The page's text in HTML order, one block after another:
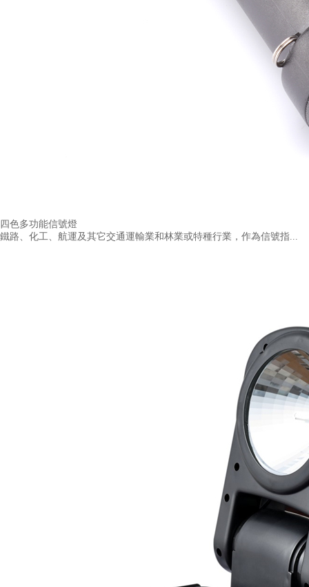
四色多功能信號燈
鐵路、化工、航運及其它交通運輸業和林業或特種行業，作為信號指...